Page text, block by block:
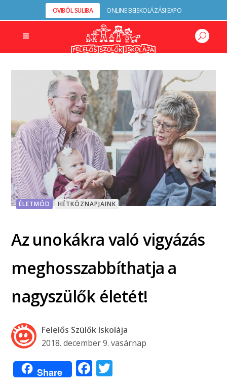
OVIBÓL SULIBA ONLINE BEISKOLÁZÁSI EXPO
ÉLETMÓD HÉTKÖZNAPJAINK
Az unokákra való vigyázás
meghosszabbíthatja a
nagyszülők életét!
Felelős Szülők Iskolája
2018. december 9. vasárnap
Share Facebook